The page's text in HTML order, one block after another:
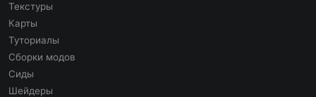
Текстуры
Карты
Туториалы
Сборки модов
Сиды
Шейдеры